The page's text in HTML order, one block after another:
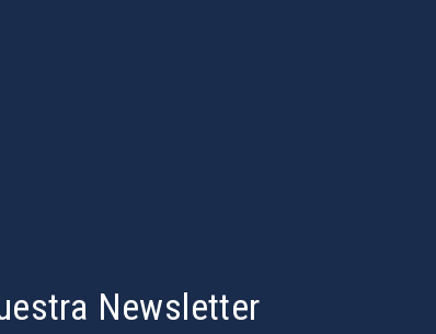
Newsletter